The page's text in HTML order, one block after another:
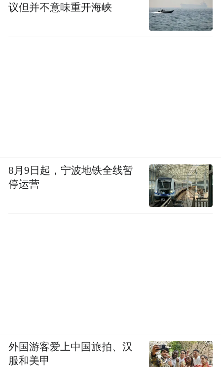
议但并不意味重开海峡
8月9日起，宁波地铁全线暂
停运营
外国游客爱上中国旅拍、汉
服和美甲